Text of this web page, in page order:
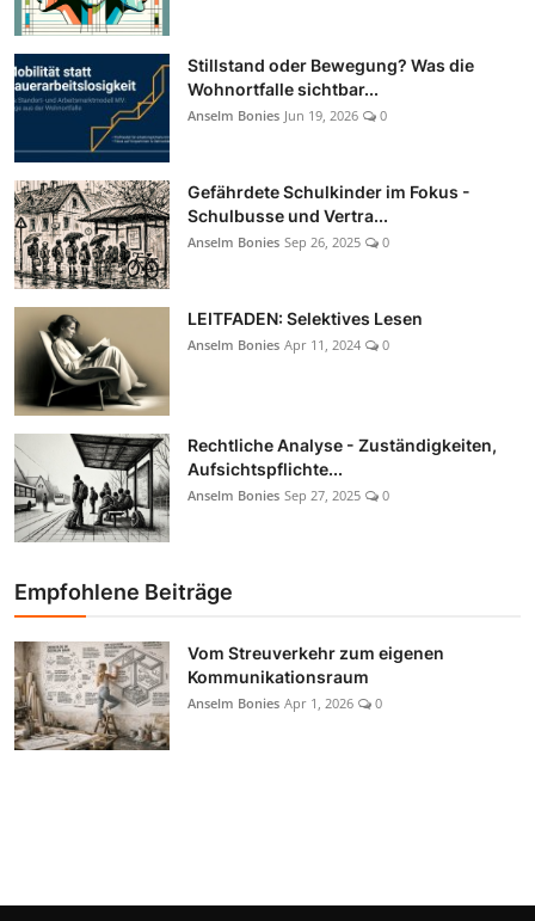
Stillstand oder Bewegung? Was die
Wohnortfalle sichtbar...
Anselm Bonies Jun 19, 2026 0
Gefährdete Schulkinder im Fokus -
Schulbusse und Vertra...
Anselm Bonies Sep 26, 2025 0
LEITFADEN: Selektives Lesen
Anselm Bonies Apr 11, 2024 0
Rechtliche Analyse - Zuständigkeiten,
Aufsichtspflichte...
Anselm Bonies Sep 27, 2025 0
Empfohlene Beiträge
Vom Streuverkehr zum eigenen
Kommunikationsraum
Anselm Bonies Apr 1, 2026 0